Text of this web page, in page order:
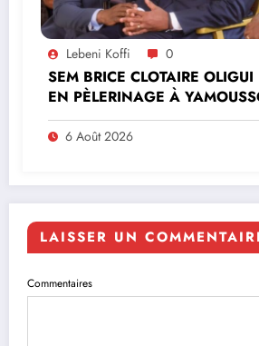
Lebeni Koffi 0
SEM BRICE CLOTAIRE
EN PÈLERINAGE À
MINISTRE PAULIN CLAUDE
PREND PART À LA CÉRÉMONIE
6 Août 2026
LAISSER UN
Commentaires